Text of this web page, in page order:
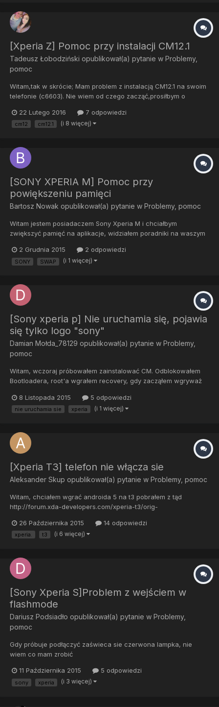
[Xperia Z] Pomoc przy instalacji CM12.1
Tadeusz Łobodziński opublikował(a) pytanie w Problemy,
pomoc
Witam,tak w skrócie; Mam problem z instalacją CM12.1 na swoim
telefonie (c6603). Nie wiem od czego zacząć,prosiłbym o
Cyanogenmoda. Zacznę od informacji o telefonie; -Rooting
status-Bootloader unlock allowed: Yes...
22 Lutego 2016 7 odpowiedzi
cm12 cm12.1 (i 8 więcej)
[SONY XPERIA M] Pomoc przy
powiększeniu pamięci
Bartosz Nowak opublikował(a) pytanie w Problemy, pomoc
Witam jestem posiadaczem Sony Xperia M i chciałbym
zwiększyć pamięć na aplikacje, widziałem poradniki na waszym
wersje androida 4.3 jeśli ktoś wie jak to zrobić będę wdzięczny
za każdą poradę. Roota posiadam. Z góry dziękuje i pozdraw...
2 Grudnia 2015 2 odpowiedzi
SONY SWAP (i 1 więcej)
[Sony xperia p] Nie uruchamia się, pojawia
się tylko logo "sony"
Damian Mołda_78129 opublikował(a) pytanie w Problemy,
pomoc
Witam, wczoraj próbowałem zainstalować CM. Odblokowałem
Bootloadera, root'a wgrałem recovery, gdy zacząłem wgryważ
naprawić tylko, że nie wiem jak wgrać te podmienione pliki na
telefon ponieważ nie chce się uruchomić.
8 Listopada 2015 5 odpowiedzi
nie uruchamia sie xperia (i 1 więcej)
[Xperia T3] telefon nie włącza sie
Aleksander Skup opublikował(a) pytanie w Problemy, pomoc
Witam, chciałem wgrać androida 5 na t3 pobrałem z tąd
http://forum.xda-developers.com/xperia-t3/orig-
kolejno wpisywałem komendy w cmd: adb reboot bootloader
fastboot flash boot boot.img fastboot flash system system.img
26 Października 2015 14 odpowiedzi
xperia. t3 (i 6 więcej)
[Sony Xperia S]Problem z wejściem w
flashmode
Dariusz Podsiadło opublikował(a) pytanie w Problemy,
pomoc
Gdy próbuje podłączyć zaświeca sie czerwona lampka, nie
wiem co mam zrobić
11 Października 2015 5 odpowiedzi
sony xperia (i 3 więcej)